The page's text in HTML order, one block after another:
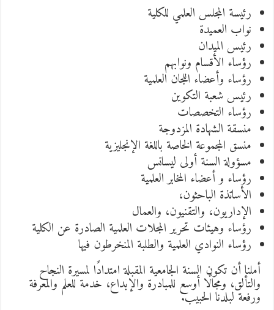
رئيسة المجلس العلمي للكلية
نواب العميدة
رئيس الميدان
رؤساء الأقسام ونوابهم
رؤساء وأعضاء اللجان العلمية
رئيس شعبة التكوين
رؤساء التخصصات
منسقة الشهادة المزدوجة
منسق المجموعة الخاصة باللغة الإنجليزية
مسؤولة السنة أولى ليسانس
رؤساء و أعضاء المخابر العلمية
الأساتذة الباحثون،
الإداريون، والتقنيون، والعمال
رؤساء وهيئات تحرير المجلات العلمية الصادرة عن الكلية
رؤساء النوادي العلمية والطلبة المنخرطون فيها
أملنا أن تكون السنة الجامعية المقبلة امتدادًا لمسيرة النجاح
والتألق، ومجالًا أوسع للمبادرة والإبداع، خدمة للعلم والمعرفة
ورفعة لبلدنا الحبيب.